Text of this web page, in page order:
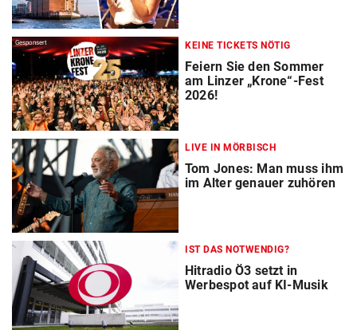
Gesponsert KEINE TICKETS NÖTIG
Feiern Sie den Sommer
am Linzer „Krone“-Fest
2026!
LIVE IN MÖRBISCH
Tom Jones: Man muss ihm
im Alter genauer zuhören
IST DAS NOTWENDIG?
Hitradio Ö3 setzt in
Werbespot auf KI-Musik